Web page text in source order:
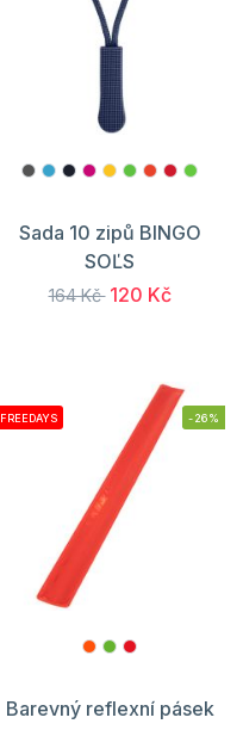
Sada 10 zipů BINGO
SOĽS
164 Kč 120 Kč
FREEDAYS -26%
Barevný reflexní pásek